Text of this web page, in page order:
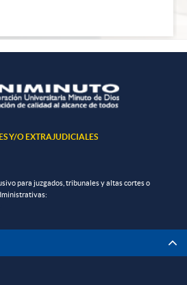
Y/O EXTRAJUDICIALES
para juzgados, tribunales y altas cortes o